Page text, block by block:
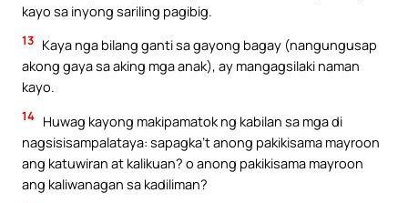
kayo sa inyong sariling pagibig.
13 Kaya nga bilang ganti sa gayong bagay (nangungusap
akong gaya sa aking mga anak), ay mangagsilaki naman
kayo.
14 Huwag kayong makipamatok ng kabilan sa mga di
nagsisisampalataya: sapagka’t anong pakikisama mayroon
ang katuwiran at kalikuan? o anong pakikisama mayroon
ang kaliwanagan sa kadiliman?